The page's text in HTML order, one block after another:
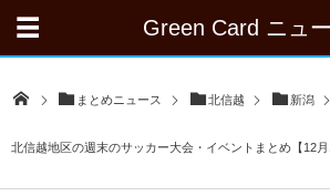
Green Card ニュ
まとめニュース 北信越 新潟
北信越地区の週末のサッカー大会・イベントまとめ【12月